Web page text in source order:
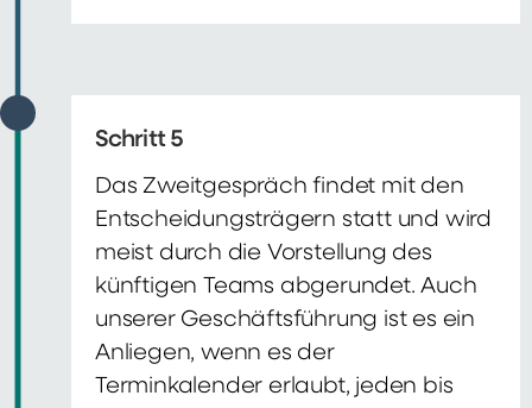
Schritt 5
Das Zweitgespräch findet mit den
Entscheidungsträgern statt und wird
meist durch die Vorstellung des
künftigen Teams abgerundet. Auch
unserer Geschäftsführung ist es ein
Anliegen, wenn es der
Terminkalender erlaubt, jeden bis